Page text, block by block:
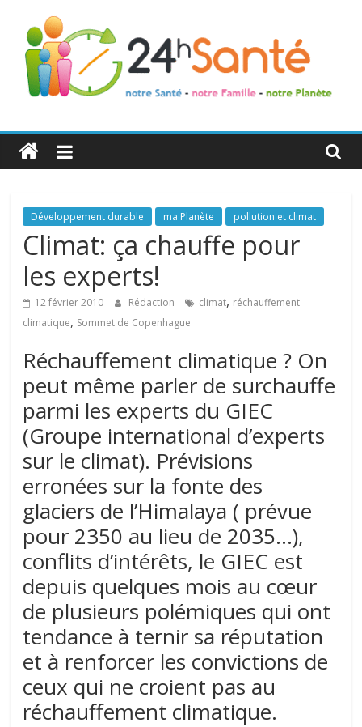
24h
Santé
La
santé
de
toute
famille
Développement durable ma Planète pollution et climat
Climat: ça chauffe pour
les experts!
12 février 2010 Rédaction climat, réchauffement
climatique, Sommet de Copenhague
Réchauffement climatique ? On
peut même parler de surchauffe
parmi les experts du GIEC
(Groupe international d’experts
sur le climat). Prévisions
erronées sur la fonte des
glaciers de l’Himalaya ( prévue
pour 2350 au lieu de 2035…),
conflits d’intérêts, le GIEC est
depuis quelques mois au cœur
de plusieurs polémiques qui ont
tendance à ternir sa réputation
et à renforcer les convictions de
ceux qui ne croient pas au
réchauffement climatique.